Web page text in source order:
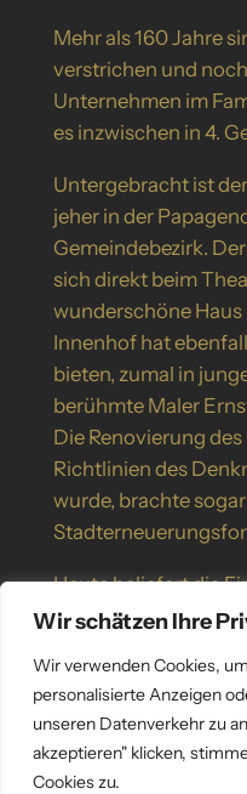
Wir schätzen Ihre
Wir verwenden Cookies,
personalisierte Anzeigen
unseren Datenverkehr zu
akzeptieren" klicken,
Cookies zu.
Mehr als 160 Jahre
verstrichen und
Unternehmen im
es inzwischen in 4.
Untergebracht ist
jeher in der
Gemeindebezirk.
sich direkt beim
wunderschöne
Innenhof hat
bieten, zumal in
berühmte Maler
Die Renovierung
Richtlinien des
wurde, brachte sogar
Heute beliefert die
Kreationen auch
Schmuckherstellern
Brigitte Godina